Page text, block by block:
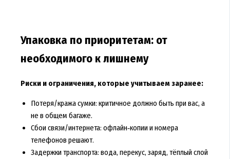
Упаковка по приоритетам: от
необходимого к лишнему
Риски и ограничения, которые учитываем заранее:
Потеря/кража сумки: критичное должно быть при вас, а
не в общем багаже.
Сбои связи/интернета: офлайн‑копии и номера
телефонов решают.
Задержки транспорта: вода, перекус, заряд, тёплый слой